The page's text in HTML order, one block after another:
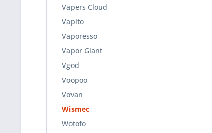
Vapers Cloud
Vapito
Vaporesso
Vapor Giant
Vgod
Voopoo
Vovan
Wismec
Wotofo